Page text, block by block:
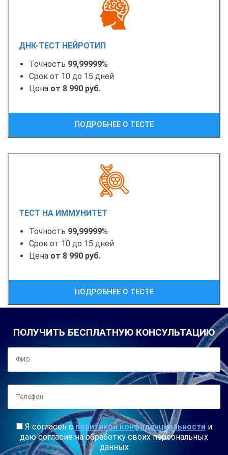
ДНК-ТЕСТ НЕЙРОТИП
Точность 99,99999%
Срок от 10 до 15 дней
Цена от 8 990 руб.
ПОДРОБНЕЕ О ТЕСТЕ
ТЕСТ НА ИММУНИТЕТ
Точность 99,99999%
Срок от 10 до 15 дней
Цена от 8 990 руб.
ПОДРОБНЕЕ О ТЕСТЕ
ПОЛУЧИТЬ БЕСПЛАТНУЮ КОНСУЛЬТАЦИЮ
Я согласен сполитикой конфиденциальности и
даю согласие на обработку своих персональных
данных